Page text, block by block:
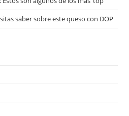
saber sobre este queso con DOP